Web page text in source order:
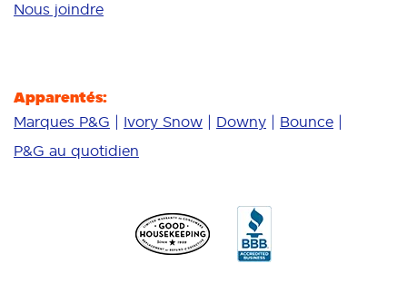
Nous joindre
Apparentés:
Marques P&G Ivory Snow Downy
Bounce
P&G au quotidien